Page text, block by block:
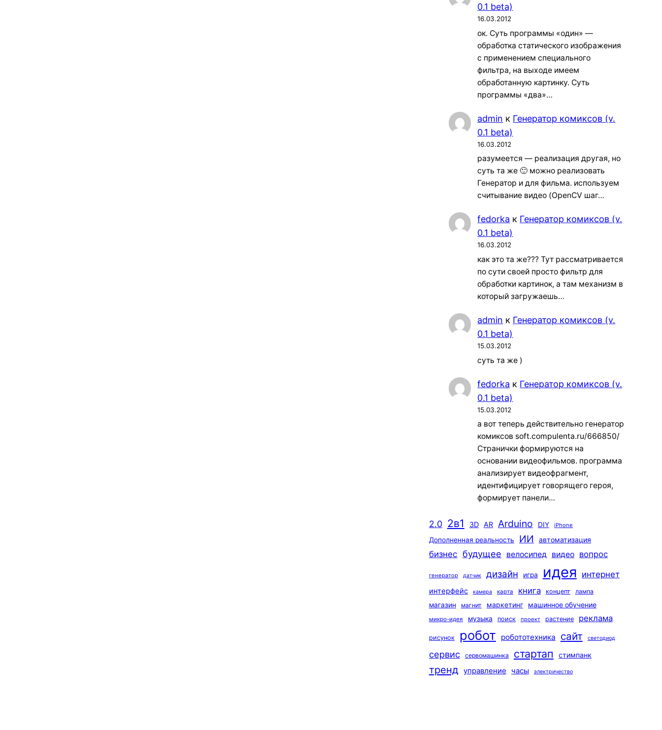
0.1 beta)
16.03.2012
ок. Суть программы «один» —
обработка статического изображения
с применением специального
фильтра, на выходе имеем
обработанную картинку. Суть
программы «два»…
admin к Генератор комиксов (v.
0.1 beta)
16.03.2012
разумеется — реализация другая, но
суть та же 🙂 можно реализовать
Генератор и для фильма. используем
считывание видео (OpenCV шаг…
fedorka к Генератор комиксов (v.
0.1 beta)
16.03.2012
как это та же??? Тут рассматривается
по сути своей просто фильтр для
обработки картинок, а там механизм в
который загружаешь…
admin к Генератор комиксов (v.
0.1 beta)
15.03.2012
суть та же )
fedorka к Генератор комиксов (v.
0.1 beta)
15.03.2012
а вот теперь действительно генератор
комиксов soft.compulenta.ru/666850/
Странички формируются на
основании видеофильмов. программа
анализирует видеофрагмент,
идентифицирует говорящего героя,
формирует панели…
2.0 2в1 3D AR Arduino DIY iPhone
Дополненная реальность ИИ автоматизация
бизнес будущее велосипед видео вопрос
генератор датчик дизайн игра идея интернет
интерфейс камера карта книга концепт лампа
магазин магнит маркетинг машинное обучение
микро-идея музыка поиск проект растение реклама
рисунок робот робототехника сайт светодиод
сервис сервомашинка стартап стимпанк
тренд управление часы электричество